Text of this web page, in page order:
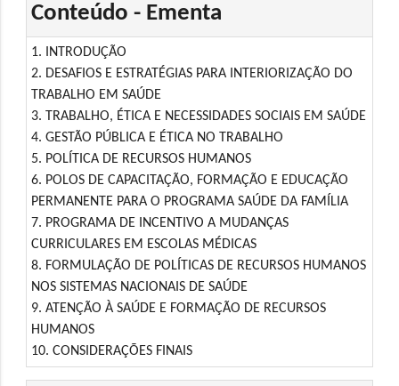
Conteúdo - Ementa
1. INTRODUÇÃO
2. DESAFIOS E ESTRATÉGIAS PARA INTERIORIZAÇÃO DO
TRABALHO EM SAÚDE
3. TRABALHO, ÉTICA E NECESSIDADES SOCIAIS EM SAÚDE
4. GESTÃO PÚBLICA E ÉTICA NO TRABALHO
5. POLÍTICA DE RECURSOS HUMANOS
6. POLOS DE CAPACITAÇÃO, FORMAÇÃO E EDUCAÇÃO
PERMANENTE PARA O PROGRAMA SAÚDE DA FAMÍLIA
7. PROGRAMA DE INCENTIVO A MUDANÇAS
CURRICULARES EM ESCOLAS MÉDICAS
8. FORMULAÇÃO DE POLÍTICAS DE RECURSOS HUMANOS
NOS SISTEMAS NACIONAIS DE SAÚDE
9. ATENÇÃO À SAÚDE E FORMAÇÃO DE RECURSOS
HUMANOS
10. CONSIDERAÇÕES FINAIS